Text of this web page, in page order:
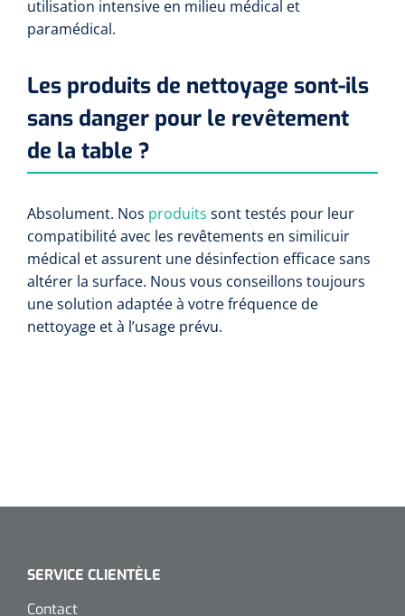
utilisation intensive en milieu médical et
paramédical.
Les produits de nettoyage sont-ils
sans danger pour le revêtement
de la table ?
Absolument. Nos produits sont testés pour leur
compatibilité avec les revêtements en similicuir
médical et assurent une désinfection efficace sans
altérer la surface. Nous vous conseillons toujours
une solution adaptée à votre fréquence de
nettoyage et à l’usage prévu.
SERVICE CLIENTÈLE
Contact